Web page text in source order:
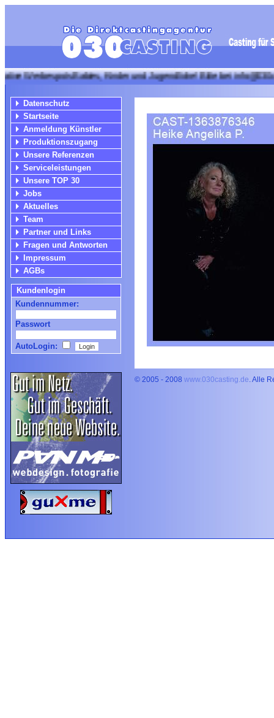
Babies, Kinder und Jugendliche! Bitte bei info@030casting
Datenschutz
Startseite
Anmeldung Künstler
Produktionszugang
Unsere Referenzen
Serviceleistungen
Unsere TOP 30
Jobs
Aktuelles
Team
Partner und Links
Fragen und Antworten
Impressum
AGBs
Kundenlogin
Kundennummer:
Passwort
AutoLogin:
© 2005 - 2008 www.030casting.de. Alle